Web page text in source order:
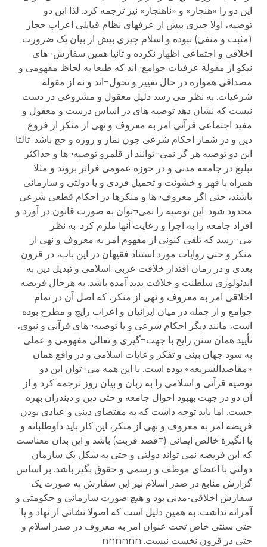
این دو را «هنجار» و «ناهنجار» نیز ترجمه کرد. لذا این دو
توصیه، اولا چیزی بیش از عرفهای نظام قبایلی اعراب حجاز
(مثبت و منفی) نبوده و اسلام چیزی بیش از بیان یک ضرورت
اخلاقی و اجتماعی اظهار نکرده و ثانیا همین سفارش¬های
نیکو از مقولة عرفیات جوامع¬اند که طبعا به لحاظ مفهومی و
مصداقی همواره در حال تغییر و تحول¬اند و نه از مقولة
شرعیات. به نظر می رسد دلیل معقول و مشروعی در دست
نیست که نشان دهد توصیه های در اساس درست و معقول و
مفید اجتماعی قرآنی امر به معروف و نهی از منکر از فروع
دین و در شمار احکام شرعی چون نماز و روزه و حج باشد. ثالثا
این دو توصیه هر گز نمی¬توانند از قلمرو توصیه¬ها و حداکثر
تبلیغ در جامعه مدنی و در حوزه عمومی فراتر بروند و مثلا
همراه با قهر و خشونت و تحمیل فردی و یا دولتی و سازمانی
باشند، حتی اگر معروف¬ها و منکرها در احکام قطعی شرعی
محدود شود. این توصیه را نمی¬توان به صورت قانون در آورد و
افراد جامعه را به اجرا و رعایت آنها ملزم کرد. به نظر
می¬رسد که تلقی کنونی از مفهوم امر به معروف و نهی از
منکر و حتی روایات مورد استناد فقیهان در این باب، در قرون
بعدی و در زمان اقتدار خلافت عربی-اسلامی و تبدیل دین به
ایدئولوژی سلطنت و خلافت پدید آمده باشد. به هرحال فریضه
اخلاقی امر به معروف و نهی از منکر، که اصل آن در تمام
جوامع و از جمله در میان ایرانیان و اعراب رایج و مطرح بوده
است، مانند دیگر احکام شرعی و یا توصیه¬های قرآنی و نبوی،
تأیید همان سنن رایج با جهت¬گیری و تعالی مفهومی و عملی
به سود جهان بینی و تفکر و غایات اسلامی و در واقع همان
«مقاصدالشریعه» بوده است. با این همه می¬توان این دو
توصیه قرآنی و اسلامی را به زبان و بیان روز ترجمه کرد و از
آن دو در جهت بهبود احوال جامعه و حتی دین و دیندران بهره
جست. اما باید توجه داشت که به مقتضای دینی و عبادی بودن
فریضة امر به معروف و نهی از منکر، این کار باید داوطلبانه و
با انگیزة خالص ایمانی (=قصد قربت) باشد و این بدان معناست
که این فریضه نمی تواند دولتی و حتی به شکل یک سازمان
دولتی با اعضای موظف و رسمی و حقوق بگیر باشد. بر اساس
گزارش منابع در صدر اسلام نیز این سفارش به صورت یک
سفارش اخلاقی-مدنی بود و هیچ صورت سازمانی و حکومتی و
آمرانه نداشت. به همین دلیل است که اصولا نشانی از نهاد و یا
حتی سنتی خاص تحت عنوان امر به معروف در صدر اسلام و
حتی در قرون نخست نیست. nnnnnn